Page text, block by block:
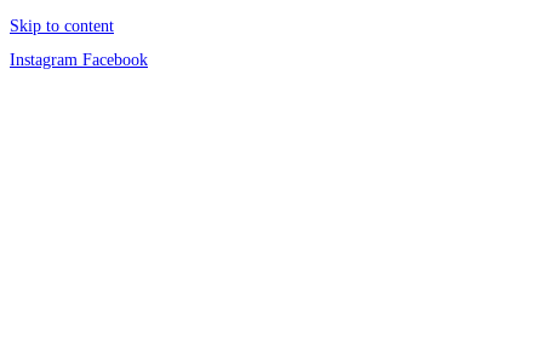
Skip to content
Instagram Facebook